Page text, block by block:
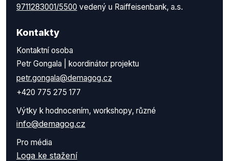
9711283001/5500 vedený u Raiffeisenbank, a.s.
Kontakty
Kontaktní osoba
Petr Gongala | koordinátor projektu
petr.gongala@demagog.cz
+420 775 275 177
Výtky k hodnocením, workshopy, různé
info@demagog.cz
Pro média
Loga ke stažení